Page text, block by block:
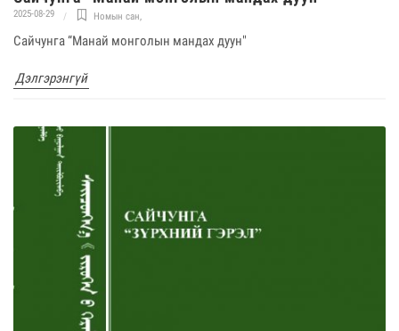
2025-08-29 Номын сан
Сайчунга “Манай монголын мандах дуун"
Дэлгэрэнгүй